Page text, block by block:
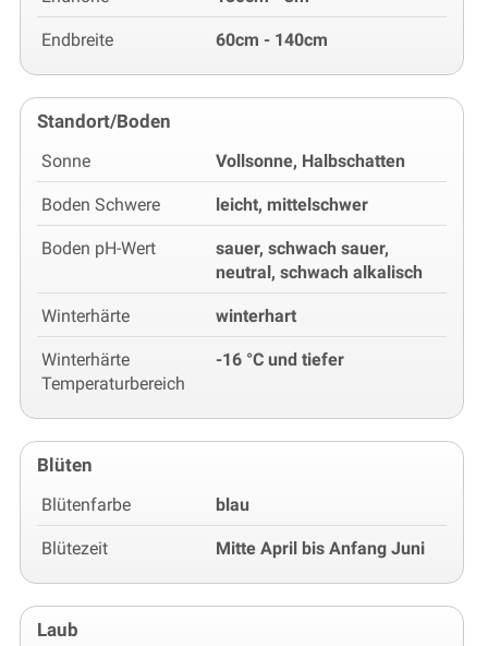
Endbreite 60cm - 140cm
Standort/Boden
Sonne Vollsonne, Halbschatten
Boden Schwere leicht, mittelschwer
Boden pH-Wert
sauer, schwach sauer,
neutral, schwach alkalisch
Winterhärte winterhart
Winterhärte
Temperaturbereich
-16 °C und tiefer
Blüten
Blütenfarbe blau
Blütezeit Mitte April bis Anfang Juni
Laub